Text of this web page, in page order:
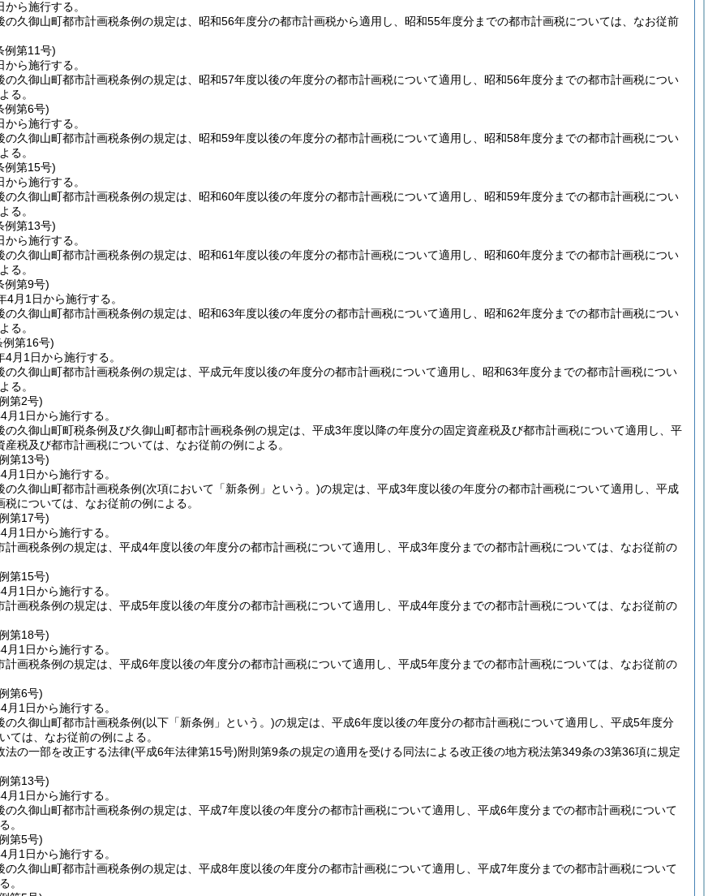
ら施行する。
の久御山町都市計画税条例の規定は、昭和56年度分の都市計画税から適用し、昭和55年度分までの都市計画税については、なお従前
例第11号)
ら施行する。
の久御山町都市計画税条例の規定は、昭和57年度以後の年度分の都市計画税について適用し、昭和56年度分までの都市計画税につい
る。
例第6号)
ら施行する。
の久御山町都市計画税条例の規定は、昭和59年度以後の年度分の都市計画税について適用し、昭和58年度分までの都市計画税につい
る。
例第15号)
ら施行する。
の久御山町都市計画税条例の規定は、昭和60年度以後の年度分の都市計画税について適用し、昭和59年度分までの都市計画税につい
る。
例第13号)
ら施行する。
の久御山町都市計画税条例の規定は、昭和61年度以後の年度分の都市計画税について適用し、昭和60年度分までの都市計画税につい
る。
例第9号)
4月1日から施行する。
の久御山町都市計画税条例の規定は、昭和63年度以後の年度分の都市計画税について適用し、昭和62年度分までの都市計画税につい
る。
例第16号)
月1日から施行する。
の久御山町都市計画税条例の規定は、平成元年度以後の年度分の都市計画税について適用し、昭和63年度分までの都市計画税につい
る。
第2号)
月1日から施行する。
の久御山町町税条例及び久御山町都市計画税条例の規定は、平成3年度以降の年度分の固定資産税及び都市計画税について適用し、平
税及び都市計画税については、なお従前の例による。
第13号)
月1日から施行する。
の久御山町都市計画税条例(次項において「新条例」という。)の規定は、平成3年度以後の年度分の都市計画税について適用し、平成
については、なお従前の例による。
第17号)
月1日から施行する。
計画税条例の規定は、平成4年度以後の年度分の都市計画税について適用し、平成3年度分までの都市計画税については、なお従前の
第15号)
月1日から施行する。
計画税条例の規定は、平成5年度以後の年度分の都市計画税について適用し、平成4年度分までの都市計画税については、なお従前の
第18号)
月1日から施行する。
計画税条例の規定は、平成6年度以後の年度分の都市計画税について適用し、平成5年度分までの都市計画税については、なお従前の
第6号)
月1日から施行する。
の久御山町都市計画税条例(以下「新条例」という。)の規定は、平成6年度以後の年度分の都市計画税について適用し、平成5年度分
ては、なお従前の例による。
法の一部を改正する法律(平成6年法律第15号)附則第9条の規定の適用を受ける同法による改正後の地方税法第349条の3第36項に規定
第13号)
月1日から施行する。
の久御山町都市計画税条例の規定は、平成7年度以後の年度分の都市計画税について適用し、平成6年度分までの都市計画税について
。
第5号)
月1日から施行する。
の久御山町都市計画税条例の規定は、平成8年度以後の年度分の都市計画税について適用し、平成7年度分までの都市計画税について
。